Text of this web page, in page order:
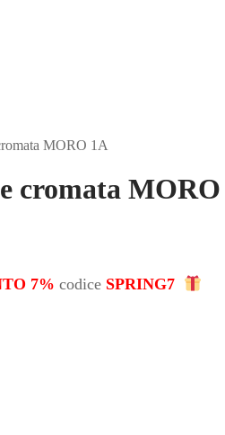
MORO 1A
cromata
7% codice SPRING7